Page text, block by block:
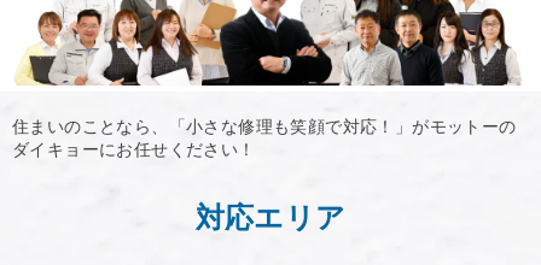
住まいのことなら、「小さな修理も笑顔で対応！」がモットーの
ダイキョーにお任せください！
対応エリア